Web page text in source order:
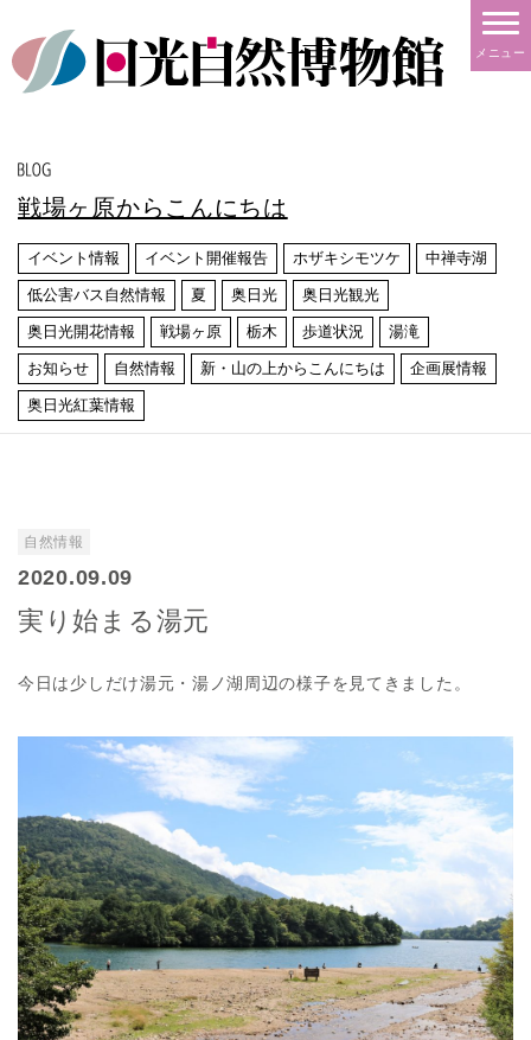
メニュー
戦場ヶ原からこんにちは
イベント情報 イベント開催報告 ホザキシモツケ 中禅寺湖
低公害バス自然情報 夏 奥日光 奥日光観光
奥日光開花情報 戦場ヶ原 栃木 歩道状況 湯滝
お知らせ 自然情報 新・山の上からこんにちは 企画展情報
奥日光紅葉情報
自然情報
2020.09.09
実り始まる湯元
今日は少しだけ湯元・湯ノ湖周辺の様子を見てきました。